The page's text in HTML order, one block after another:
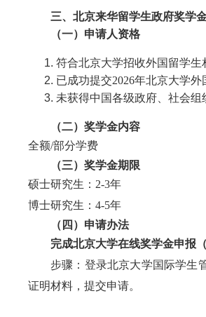
三、北京来华留学生政府奖学
（一） 申请人资格
符合北京大学招收外国留学生
已成功提交2026年北京大学外
未获得中国各级政府、社会组
（二） 奖学金内容
全额/部分学费
（三） 奖学金期限
硕士研究生：2-3年
博士研究生： 4-5年
（ 四 ） 申请办法
完成北京大学在线奖学金申报
步骤：登录北京大学国际学生
证明材料 ， 提交申请。